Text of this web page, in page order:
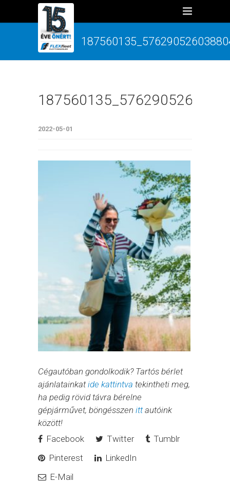
2022-05-01
Cégautóban gondolkodik? Tartós bérlet
ajánlatainkatide kattintva tekintheti meg,
ha pedig rövid távra bérelne
gépjárművet, böngésszen ittautóink
között!
Facebook
Twitter
Tumblr
Pinterest
LinkedIn
E-Mail